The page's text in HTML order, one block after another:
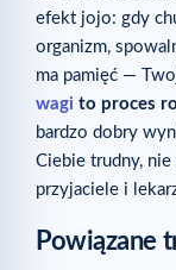
efekt jojo: gdy
organizm,
ma pamięć —
wagi to proces
bardzo dobry
Ciebie trudny,
przyjaciele i
Powiązane